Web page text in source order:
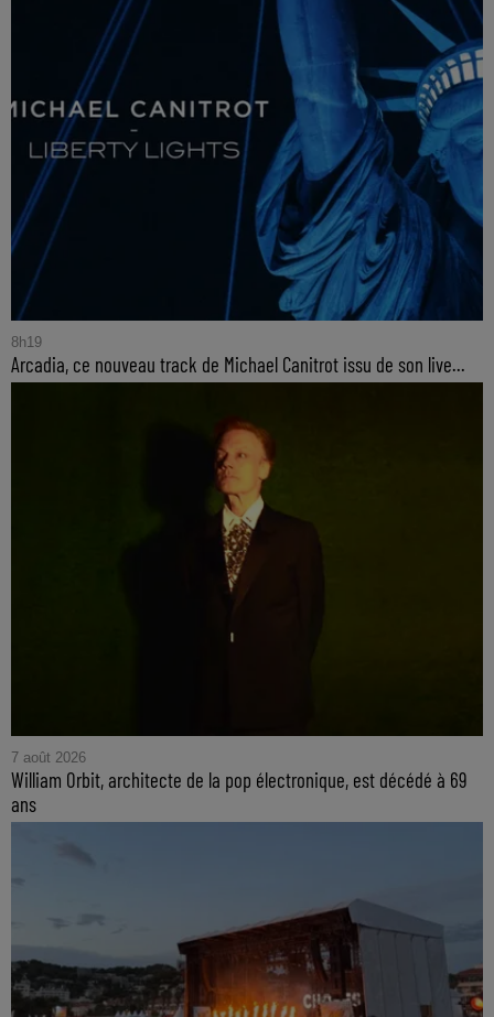
8h19
Arcadia, ce nouveau track de Michael Canitrot issu de son live...
7 août 2026
William Orbit, architecte de la pop électronique, est décédé à 69
ans